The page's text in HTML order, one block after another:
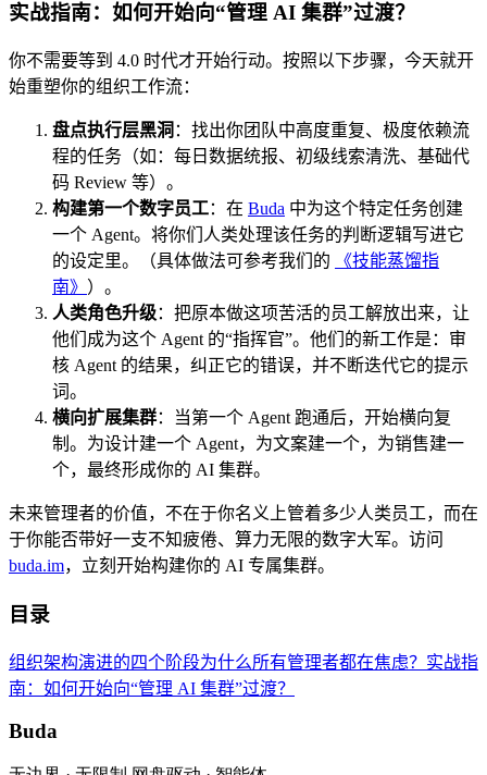
实战指南：如何开始向“管理 AI 集群”过渡？
你不需要等到 4.0 时代才开始行动。按照以下步骤，今天就开
始重塑你的组织工作流：
盘点执行层黑洞 ：找出你团队中高度重复、极度依赖流
程的任务（如：每日数据统报、初级线索清洗、基础代
码 Review 等）。
构建第一个数字员工：在 Buda 中为这个特定任务创建
一个 Agent。将你们人类处理该任务的判断逻辑写进它
的设定里。（具体做法可参考我们的
《技能蒸馏指
南》 ）。
人类角色升级：把原本做这项苦活的员工解放出来，让
他们成为这个 Agent 的“指挥官”。他们的新工作是：审
核 Agent 的结果，纠正它的错误，并不断迭代它的提示
词。
横向扩展集群：当第一个 Agent 跑通后，开始横向复
制。为设计建一个 Agent，为文案建一个，为销售建一
个，最终形成你的 AI 集群。
未来管理者的价值，不在于你名义上管着多少人类员工，而在
于你能否带好一支不知疲倦、算力无限的数字大军。访问
buda.im，立刻开始构建你的 AI 专属集群。
目录
组织架构演进的四个阶段为什么所有管理者都在焦虑？ 实战指
南：如何开始向“管理 AI 集群”过渡？
Buda